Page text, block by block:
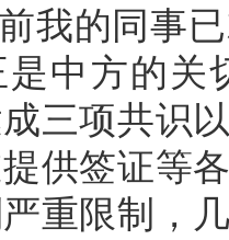
我的同事
中方的关
三项共识
供签证等
重限制，